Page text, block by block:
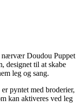
nærvær Doudou Puppet
designet til at skabe
leg og sang.
pyntet med broderier,
kan aktiveres ved leg